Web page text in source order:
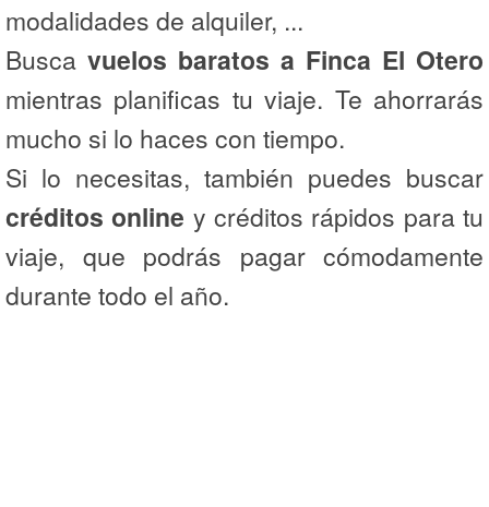
modalidades de alquiler, ...
Busca vuelos baratos a Finca El Otero
mientras planificas tu viaje. Te ahorrarás
mucho si lo haces con tiempo.
Si lo necesitas, también puedes buscar
créditos online y créditos rápidos para tu
viaje, que podrás pagar cómodamente
durante todo el año.